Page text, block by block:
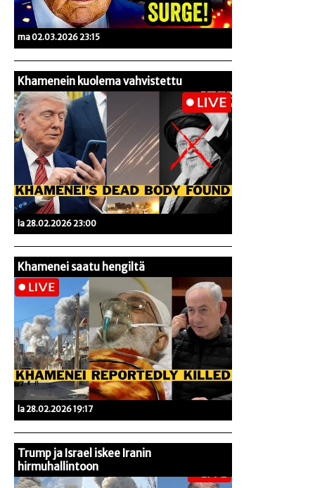
ma 02.03.2026 23:15
Khamenein kuolema vahvistettu
la 28.02.2026 23:00
Khamenei saatu hengiltä
la 28.02.2026 19:17
Trump ja Israel iskee Iranin
hirmuhallintoon